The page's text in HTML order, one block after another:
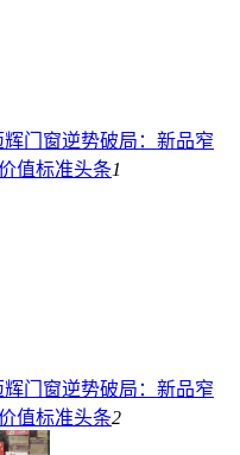
辉门窗逆势破局：新品窄
值标准头条1
辉门窗逆势破局：新品窄
值标准头条2